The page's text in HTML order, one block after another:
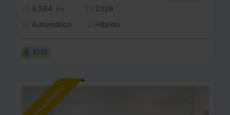
8.564 km
2026
Automático
Híbrido
ECO